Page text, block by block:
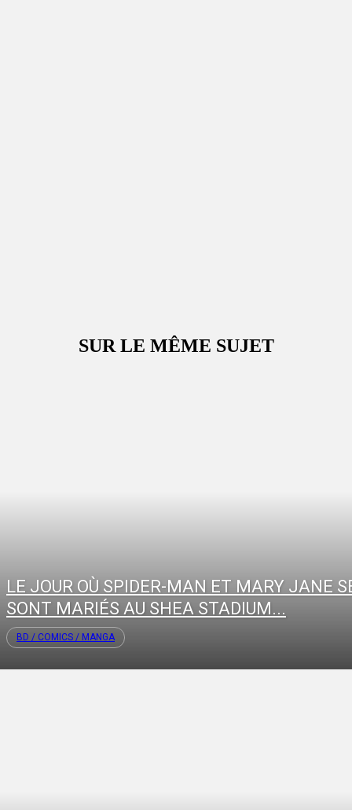
SUR LE MÊME SUJET
LE JOUR OÙ SPIDER-MAN ET MARY JANE
SONT MARIÉS AU SHEA STADIUM...
BD / COMICS / MANGA